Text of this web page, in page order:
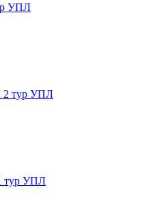
УПЛ
2 тур УПЛ
тур УПЛ